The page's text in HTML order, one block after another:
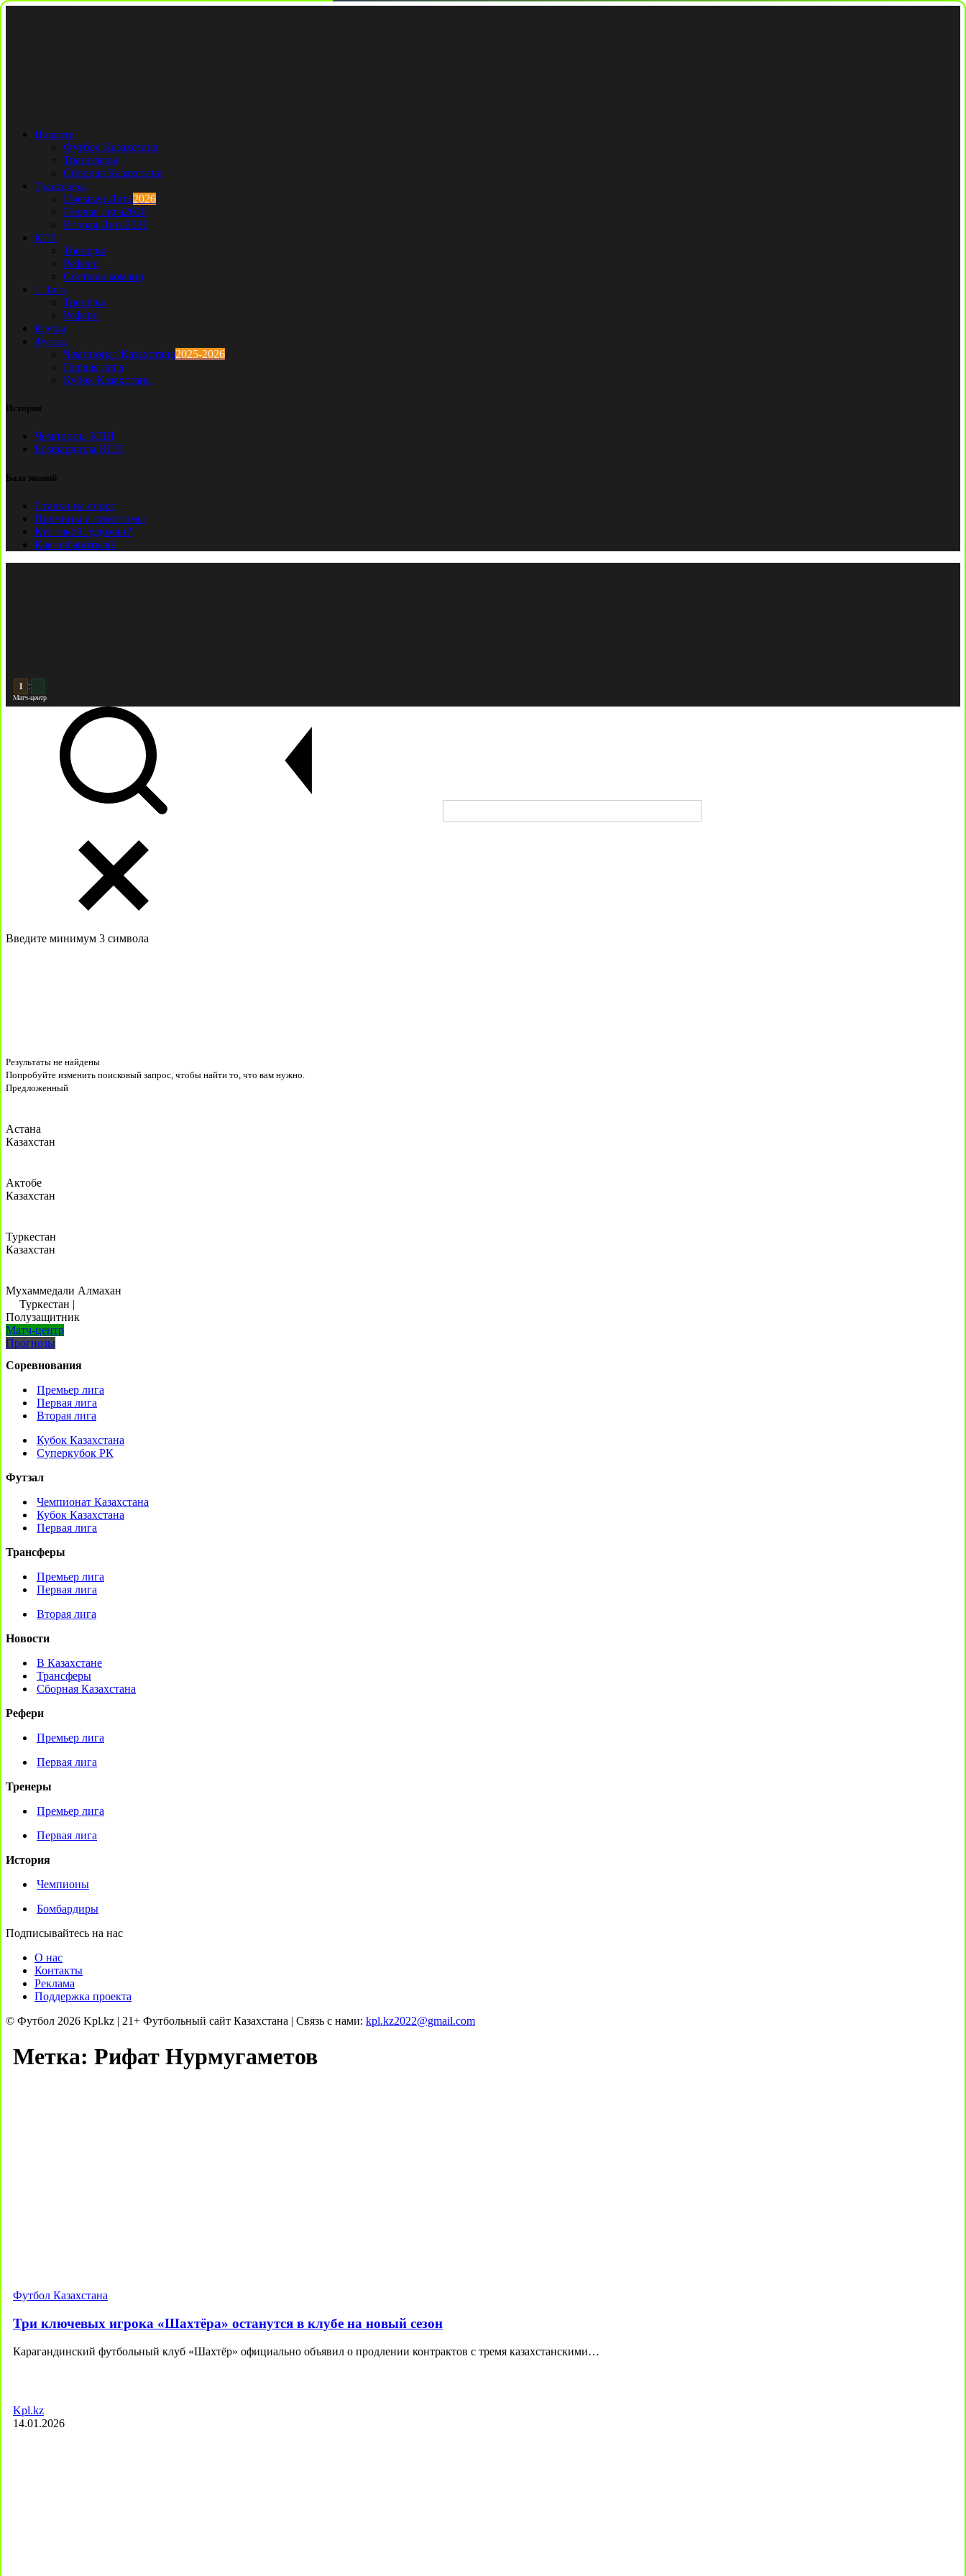
Новости
Футбол Казахстана
Трансферы
Сборная Казахстана
Трансферы
Премьер Лига2026
Первая лига2026
Вторая Лига2026
КПЛ
Тренеры
Рефери
Составы команд
1 Лига
Тренеры
Рефери
Клубы
Футзал
Чемпионат Казахстана2025-2026
Первая лига
Кубок Казахстана
История
Чемпионы КПЛ
Бомбардиры КПЛ
База знаний
Ставки на спорт
Причины и симптомы
Кто такой лудоман?
Как избавиться?
2 :
Матч-центр
Введите минимум 3 символа
Результаты не найдены
Попробуйте изменить поисковый запрос, чтобы найти то, что вам нужно.
Предложенный
Астана
Казахстан
Актобе
Казахстан
Туркестан
Казахстан
Мухаммедали Алмахан
Туркестан |
Полузащитник
Матч-центр
Прогнозы
Соревнования
Премьер лига
Первая лига
Вторая лига
Кубок Казахстана
Суперкубок РК
Футзал
Чемпионат Казахстана
Кубок Казахстана
Первая лига
Трансферы
Премьер лига
Первая лига
Вторая лига
Новости
В Казахстане
Трансферы
Сборная Казахстана
Рефери
Премьер лига
Первая лига
Тренеры
Премьер лига
Первая лига
История
Чемпионы
Бомбардиры
Подписывайтесь на нас
О нас
Контакты
Реклама
Поддержка проекта
© Футбол 2026 Kpl.kz | 21+ Футбольный сайт Казахстана | Связь с нами: kpl.kz2022@gmail.com
Метка: Рифат Нурмугаметов
Футбол Казахстана
Три ключевых игрока «Шахтёра» останутся в клубе на новый сезон
Карагандинский футбольный клуб «Шахтёр» официально объявил о продлении контрактов с тремя казахстанскими…
Kpl.kz
14.01.2026